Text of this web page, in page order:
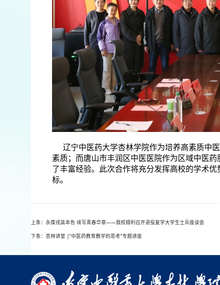
辽宁中医药大学杏林学院作为培养高素质中
素质；而唐山市丰润区中医医院作为区域中医
了丰富经验。此次合作将充分发挥高校的学术
标。
上条：永葆戎装本色 续写青春华章——我校顺利召开退役复学大学生士兵座谈会
下条：杏林讲堂 |“中医药教育教学的思考”专题讲座